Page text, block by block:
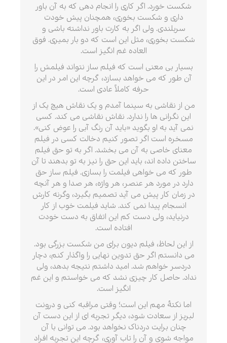
شکست خورد. اگر کاری را انجام دهی که به آن باور
داری و شکست بخوری، همچنان پیش خودت
سربلندی. ولی اگر به کارت باور نداشته باشی و
شکست بخوری، مثل این است که دو بار بمیری. فوق
العاده غم انگیز است.
بسیار بی معنی است که فیلم ساز نتواند فیلمش را
آن طور که می خواهد بسازد، گرچه این امر در این
حرفه کاملاً عادی است.
من از نقاشی به سینما آمدم و یک نقاش هیچ یک از
این نگرانی ها را ندارد. نقاش نقاشی می کند. کسی
نمی آید به او بگوید «باید آن رنگ آبی را عوض کنی».
مسخره است اگر تصور کنیم دخالت کسی در فیلم
معنای خاصی به آن می بخشد. اگر به تو حق فیلم
ساختن داده اند، باید این حق را نیز به تو بدهند تا آن
طور که می خواهی فیلمت را بسازی. فیلم ساز حق
دارد در مورد هر عنصر، هر واژه، هر صدا و هر آنچه
در زمان کار پیش می آید تصمیم بگیرد، وگرنه کارش
انسجام پیدا نمی کند. شاید فیلمت خوب از کار
درنیاید، ولی دست کم این اتفاق به دست خودت
افتاده است.
از این لحاظ، فیلم دیون برای من شکست بزرگی بود.
می دانستم اگر حق تدوین نهایی را واگذار کنم، دچار
دردسر خواهم شد. امید داشتم نتیجه بدهد، ولی
نداد. حاصل کار چیزی نشد که می خواستم و این غم
انگیز است.
اما نکتهٔ مهم این است؛ وقتی مراقبه کنی و درونت
لبریز از سعادت شود، دیگر تجربه ای از این دست آن
چنان برایت دردناک نخواهد بود. می توانی با آن
مواجه شوی و آن را تاب آوری، گرچه این تجربه افراد